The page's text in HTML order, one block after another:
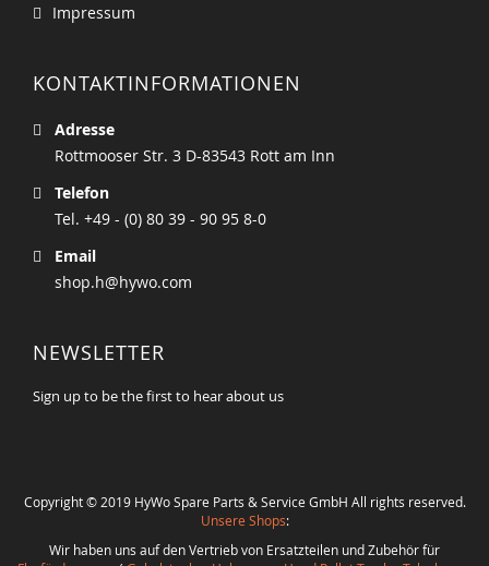
Impressum
KONTAKTINFORMATIONEN
Adresse
Rottmooser Str. 3 D-83543 Rott am Inn
Telefon
Tel. +49 - (0) 80 39 - 90 95 8-0
Email
shop.h@hywo.com
NEWSLETTER
Sign up to be the first to hear about us
Copyright © 2019 HyWo Spare Parts & Service GmbH All rights reserved.
Unsere Shops:
Wir haben uns auf den Vertrieb von Ersatzteilen und Zubehör für